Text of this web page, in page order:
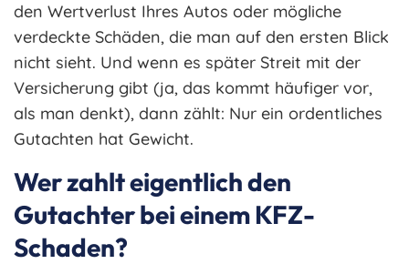
den Wertverlust Ihres Autos oder mögliche
verdeckte Schäden, die man auf den ersten Blick
nicht sieht. Und wenn es später Streit mit der
Versicherung gibt (ja, das kommt häufiger vor,
als man denkt), dann zählt: Nur ein ordentliches
Gutachten hat Gewicht.
Wer zahlt eigentlich den
Gutachter bei einem KFZ-
Schaden?